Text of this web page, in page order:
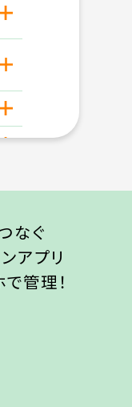
なぐ
アプリ
管理！